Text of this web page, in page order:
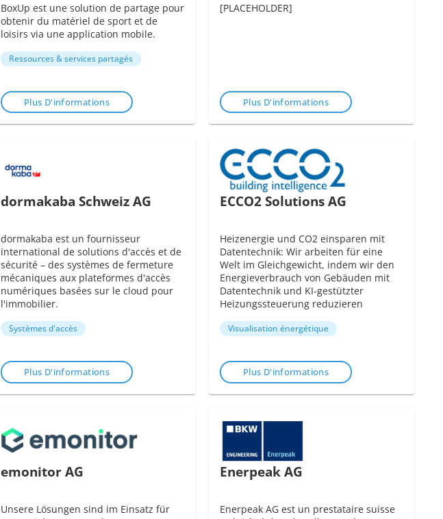
BoxUp est une solution de partage pour
obtenir du matériel de sport et de
loisirs via une application mobile.
Ressources & services partagés
Plus D'informations
[PLACEHOLDER]
Plus D'informations
dormakaba Schweiz AG
dormakaba est un fournisseur
international de solutions d'accès et de
sécurité – des systèmes de fermeture
mécaniques aux plateformes d'accès
numériques basées sur le cloud pour
l'immobilier.
Systèmes d'accès
Plus D'informations
ECCO2 Solutions AG
Heizenergie und CO2 einsparen mit
Datentechnik: Wir arbeiten für eine
Welt im Gleichgewicht, indem wir den
Energieverbrauch von Gebäuden mit
Datentechnik und KI-gestützter
Heizungssteuerung reduzieren
Visualisation énergétique
Plus D'informations
emonitor AG
Unsere Lösungen sind im Einsatz für
Enerpeak AG
Enerpeak AG est un prestataire suisse